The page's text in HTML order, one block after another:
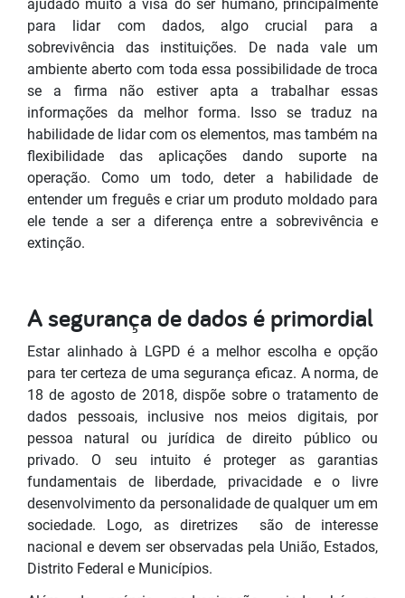
ajudado muito a visa do ser humano, principalmente
para lidar com dados, algo crucial para a
sobrevivência das instituições. De nada vale um
ambiente aberto com toda essa possibilidade de troca
se a firma não estiver apta a trabalhar essas
informações da melhor forma. Isso se traduz na
habilidade de lidar com os elementos, mas também na
flexibilidade das aplicações dando suporte na
operação. Como um todo, deter a habilidade de
entender um freguês e criar um produto moldado para
ele tende a ser a diferença entre a sobrevivência e
extinção.
A segurança de dados é primordial
Estar alinhado à LGPD é a melhor escolha e opção
para ter certeza de uma segurança eficaz. A norma, de
18 de agosto de 2018, dispõe sobre o tratamento de
dados pessoais, inclusive nos meios digitais, por
pessoa natural ou jurídica de direito público ou
privado. O seu intuito é proteger as garantias
fundamentais de liberdade, privacidade e o livre
desenvolvimento da personalidade de qualquer um em
sociedade. Logo, as diretrizes são de interesse
nacional e devem ser observadas pela União, Estados,
Distrito Federal e Municípios.